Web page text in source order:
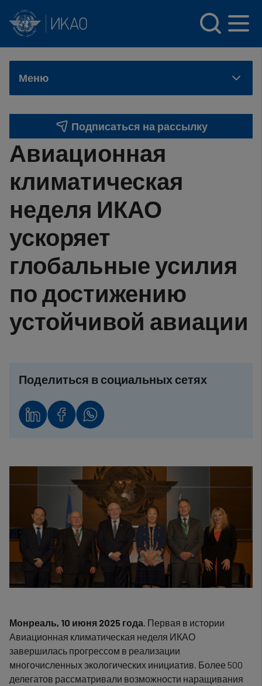
Меню
Подписаться на рассылку
Авиационная
климатическая
неделя ИКАО
ускоряет
глобальные усилия
по достижению
устойчивой авиации
Поделиться в социальных сетях
Монреаль, 10 июня 2025 года . Первая в истории
Авиационная климатическая неделя ИКАО
завершилась прогрессом в реализации
многочисленных экологических инициатив. Более 500
делегатов рассматривали возможности наращивания